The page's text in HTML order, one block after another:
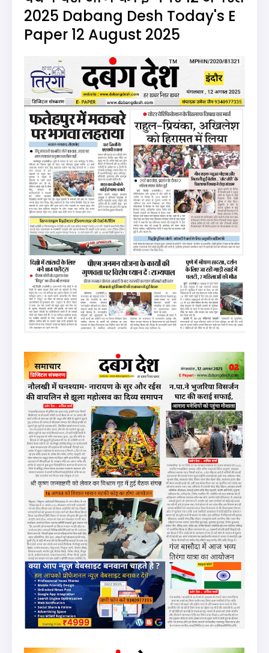
2025 Dabang Desh Today's E
Paper 12 August 2025